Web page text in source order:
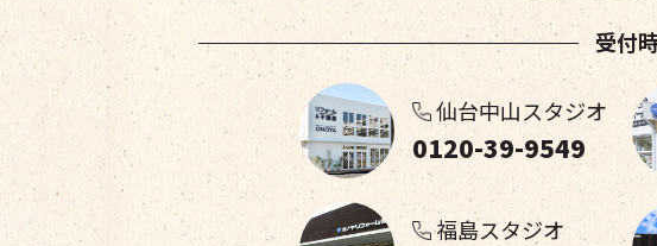
受付
仙台中山スタジオ
0120-39-9549
福島スタジオ